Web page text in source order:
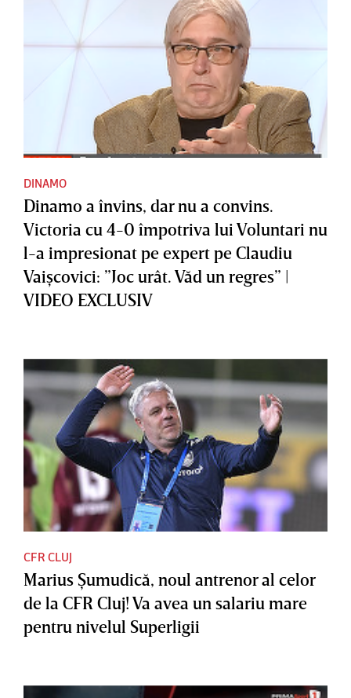
DINAMO
Dinamo a învins, dar nu a convins.
Victoria cu 4-0 împotriva lui Voluntari nu
l-a impresionat pe expert pe Claudiu
Vaişcovici: ”Joc urât. Văd un regres” |
VIDEO EXCLUSIV
CFR CLUJ
Marius Şumudică, noul antrenor al celor
de la CFR Cluj! Va avea un salariu mare
pentru nivelul Superligii